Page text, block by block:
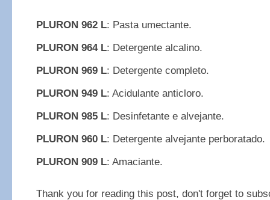
PLURON 962 L: Pasta umectante.
PLURON 964 L: Detergente alcalino.
PLURON 969 L: Detergente completo.
PLURON 949 L: Acidulante anticloro.
PLURON 985 L: Desinfetante e alvejante.
PLURON 960 L: Detergente alvejante perboratado.
PLURON 909 L: Amaciante.
Thank you for reading this post, don't forget to